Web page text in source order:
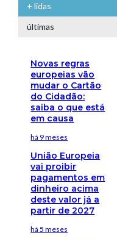
+ lidas
últimas
Novas regras
europeias vão
mudar o Cartão
do Cidadão:
saiba o que está
em causa
há 9 meses
União Europeia
vai proibir
pagamentos em
dinheiro acima
deste valor já a
partir de 2027
há 5 meses